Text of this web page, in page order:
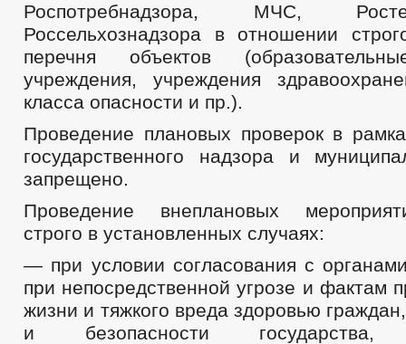
Роспотребнадзора, МЧС,
Россельхознадзора в отношении
перечня объектов
учреждения, учреждения
класса опасности и пр.).
Проведение плановых проверок в
государственного надзора и
запрещено.
Проведение внеплановых
строго в установленных случаях:
— при условии согласования с
при непосредственной угрозе и фактам
жизни и тяжкого вреда здоровью
и безопасности государства,